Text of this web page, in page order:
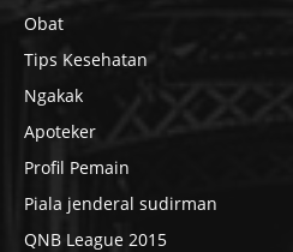
Obat
Tips Kesehatan
Ngakak
Apoteker
Profil Pemain
Piala jenderal sudirman
QNB League 2015